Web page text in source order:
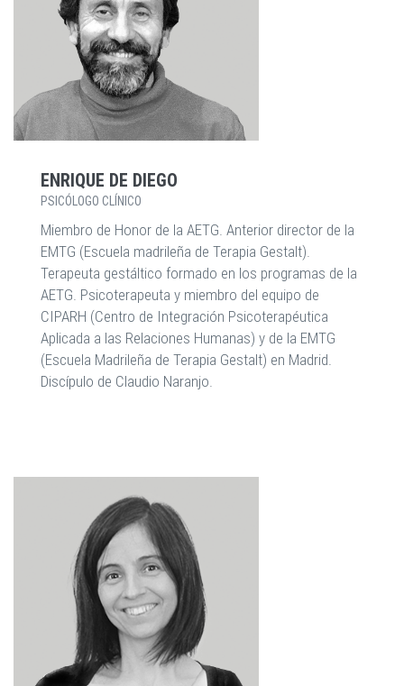
ENRIQUE DE DIEGO
PSICÓLOGO CLÍNICO
Miembro de Honor de la AETG. Anterior director de la
EMTG (Escuela madrileña de Terapia Gestalt).
Terapeuta gestáltico formado en los programas de la
AETG. Psicoterapeuta y miembro del equipo de
CIPARH (Centro de Integración Psicoterapéutica
Aplicada a las Relaciones Humanas) y de la EMTG
(Escuela Madrileña de Terapia Gestalt) en Madrid.
Discípulo de Claudio Naranjo.